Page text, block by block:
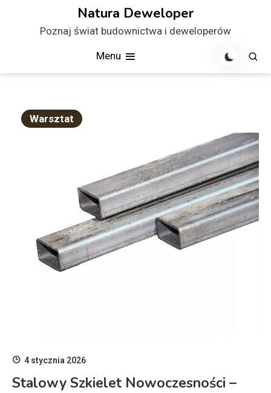
Natura Deweloper
Poznaj świat budownictwa i deweloperów
Menu
Warsztat
4 stycznia 2026
Stalowy Szkielet Nowoczesności –